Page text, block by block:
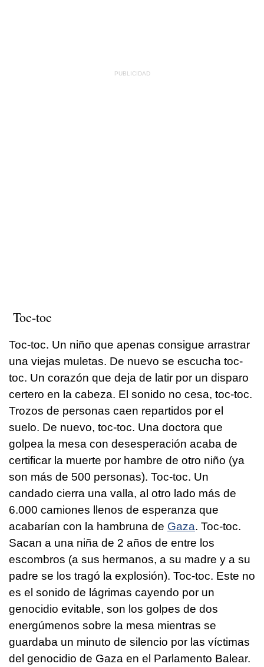
Toc-toc
Toc-toc. Un niño que apenas consigue arrastrar
una viejas muletas. De nuevo se escucha toc-
toc. Un corazón que deja de latir por un disparo
certero en la cabeza. El sonido no cesa, toc-toc.
Trozos de personas caen repartidos por el
suelo. De nuevo, toc-toc. Una doctora que
golpea la mesa con desesperación acaba de
certificar la muerte por hambre de otro niño (ya
son más de 500 personas). Toc-toc. Un
candado cierra una valla, al otro lado más de
6.000 camiones llenos de esperanza que
acabarían con la hambruna de Gaza. Toc-toc.
Sacan a una niña de 2 años de entre los
escombros (a sus hermanos, a su madre y a su
padre se los tragó la explosión). Toc-toc. Este no
es el sonido de lágrimas cayendo por un
genocidio evitable, son los golpes de dos
energúmenos sobre la mesa mientras se
guardaba un minuto de silencio por las víctimas
del genocidio de Gaza en el Parlamento Balear.